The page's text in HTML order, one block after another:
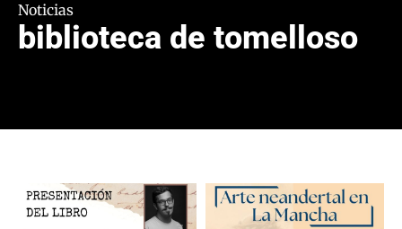
Noticias
biblioteca de tomelloso